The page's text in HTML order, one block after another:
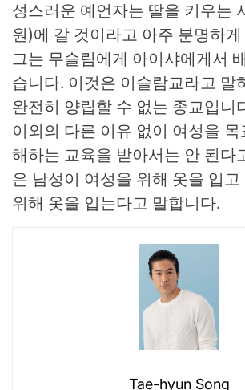
성스러운 예언자는 딸을 키우는
원)에 갈 것이라고 아주 분명하
그는 무슬림에게 아이샤에게서
습니다. 이것은 이슬람교라고 말
완전히 양립할 수 없는 종교입니
이외의 다른 이유 없이 여성을
해하는 교육을 받아서는 안 된다
은 남성이 여성을 위해 옷을 입
위해 옷을 입는다고 말합니다.
Tae-hyun Song